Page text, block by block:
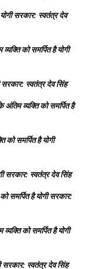
सरकार: स्वतंत्र देव
को समर्पित है योगी
सरकार: स्वतंत्र देव सिंह
व्यक्ति को समर्पित है
को समर्पित है योगी
सरकार: स्वतंत्र देव सिंह
समर्पित है योगी सरकार:
को समर्पित है योगी
सरकार: स्वतंत्र देव सिंह